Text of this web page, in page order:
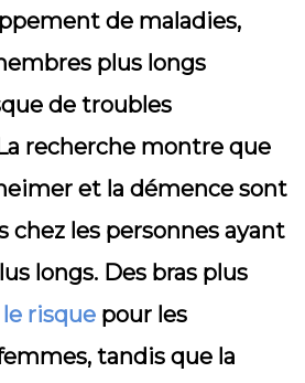
de maladies,
plus longs
de troubles
recherche montre que
et la démence sont
chez les personnes ayant
longs. Des bras plus
risque pour les
tandis que la